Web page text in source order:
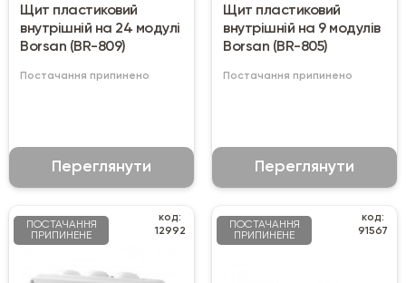
Щит пластиковий
внутрішній на 24 модулі
Borsan (BR-809)
Постачання припинено
Переглянути
Щит пластиковий
внутрішній на 9 модулів
Borsan (BR-805)
Постачання припинено
Переглянути
ПОСТАЧАННЯ
ПРИПИНЕНЕ
код:
12992
ПОСТАЧАННЯ
ПРИПИНЕНЕ
код:
91567